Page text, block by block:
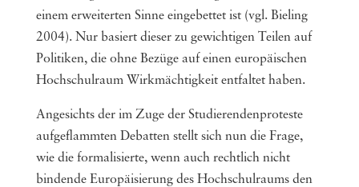
einem erweiterten Sinne eingebettet ist (vgl. Bieling
2004). Nur basiert dieser zu gewichtigen Teilen auf
Politiken, die ohne Bezüge auf einen europäischen
Hochschulraum Wirkmächtigkeit entfaltet haben.
Angesichts der im Zuge der Studierendenproteste
aufgeflammten Debatten stellt sich nun die Frage,
wie die formalisierte, wenn auch rechtlich nicht
bindende Europäisierung des Hochschulraums den